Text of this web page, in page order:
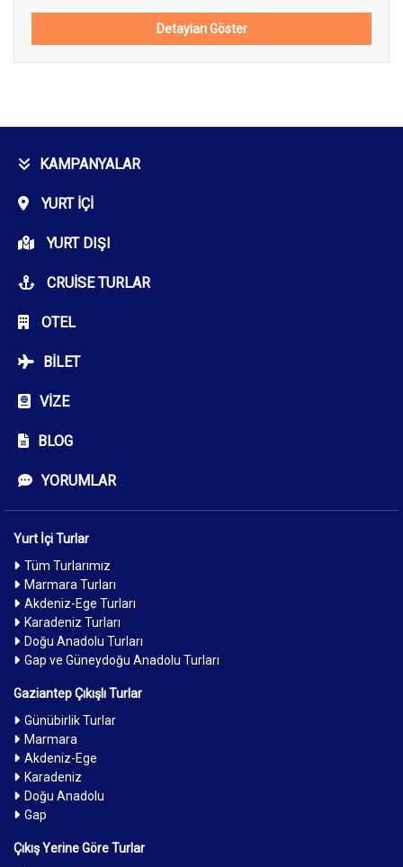
Detayları Göster
KAMPANYALAR
YURT İÇI
YURT DIŞI
CRUISE TURLAR
OTEL
BILET
VIZE
BLOG
YORUMLAR
Yurt İçi Turlar
Tüm Turlarımız
Marmara Turları
Akdeniz-Ege Turları
Karadeniz Turları
Doğu Anadolu Turları
Gap ve Güneydoğu Anadolu Turları
Gaziantep Çıkışlı Turlar
Günübirlik Turlar
Marmara
Akdeniz-Ege
Karadeniz
Doğu Anadolu
Gap
Çıkış Yerine Göre Turlar